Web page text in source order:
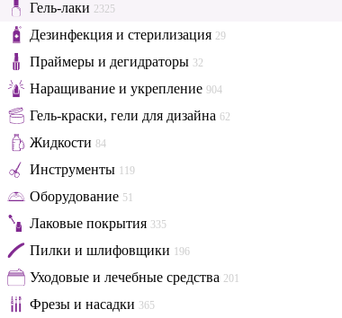
Гель-лаки 2325
Дезинфекция и стерилизация 29
Праймеры и дегидраторы 32
Наращивание и укрепление 904
Гель-краски, гели для дизайна 62
Жидкости 84
Инструменты 119
Оборудование 51
Лаковые покрытия 335
Пилки и шлифовщики 196
Уходовые и лечебные средства 201
Фрезы и насадки 365